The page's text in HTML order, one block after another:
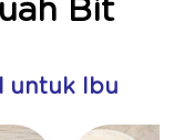
Bit
untuk Ibu